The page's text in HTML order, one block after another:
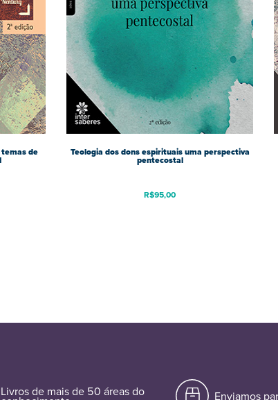
de Teologia dos dons espirituais uma perspectiva
pentecostal
R$95,00
Livros de mais de 50 áreas do Enviamos